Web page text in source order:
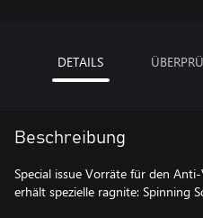
DETAILS
Beschreibung
Special issue Vorräte für den
erhält spezielle ragnite: Spinning